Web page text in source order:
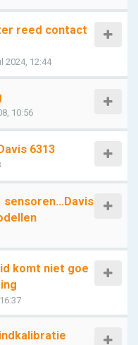
reed contact
2024, 12:44
10:56
6313
sensoren...Davis
komt niet goe